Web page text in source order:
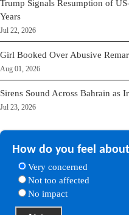
Trump Signals Resumption of
Years
Jul 22, 2026
Girl Booked Over Abusive
Aug 01, 2026
Sirens Sound Across Bahrain as
Jul 23, 2026
How do you feel
Very concerned
Not too affected
No impact